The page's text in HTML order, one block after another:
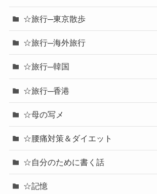
☆旅行─東京散歩
☆旅行─海外旅行
☆旅行─韓国
☆旅行─香港
☆母の写メ
☆腰痛対策＆ダイエット
☆自分のために書く話
☆記憶